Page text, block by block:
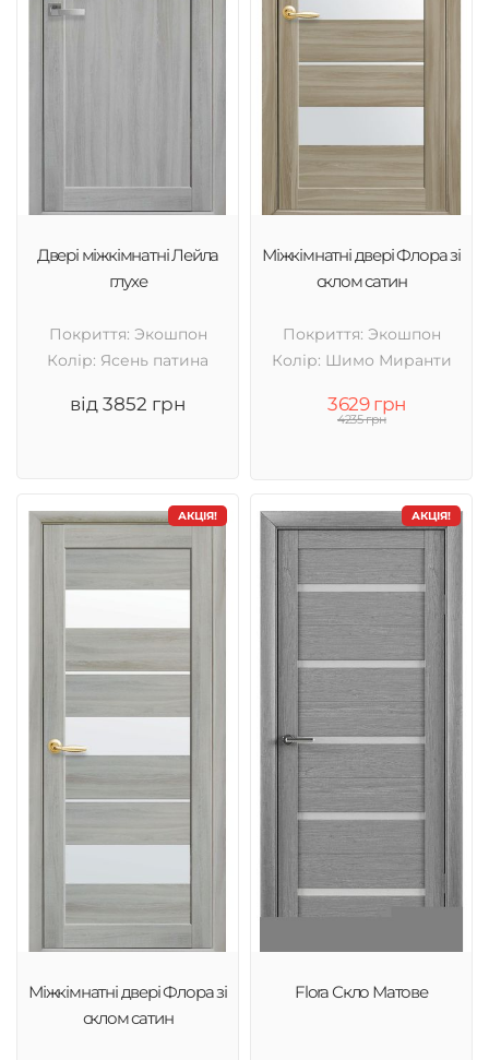
Двері міжкімнатні Лейла
глухе
Покриття: Экошпон
Колір: Ясень патина
від 3852 грн
Міжкімнатні двері Флора зі
склом сатин
Покриття: Экошпон
Колір: Шимо Миранти
3629 грн
4235 грн
АКЦІЯ!
Міжкімнатні двері Флора зі
склом сатин
АКЦІЯ!
Flora Скло Матове